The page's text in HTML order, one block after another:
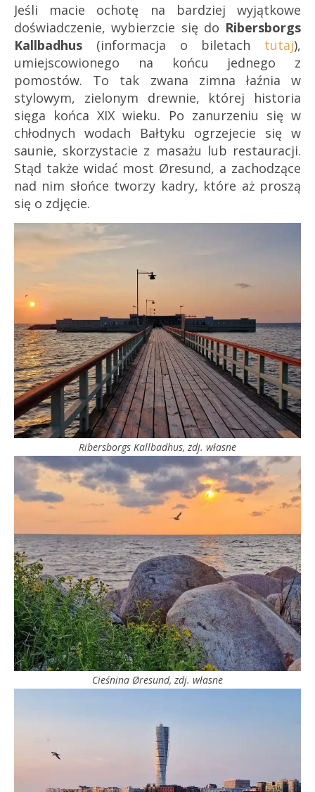
Jeśli macie ochotę na bardziej wyjątkowe
doświadczenie, wybierzcie się do Ribersborgs
Kallbadhus (informacja o biletach tutaj),
umiejscowionego na końcu jednego z
pomostów. To tak zwana zimna łaźnia w
stylowym, zielonym drewnie, której historia
sięga końca XIX wieku. Po zanurzeniu się w
chłodnych wodach Bałtyku ogrzejecie się w
saunie, skorzystacie z masażu lub restauracji.
Stąd także widać most Øresund, a zachodzące
nad nim słońce tworzy kadry, które aż proszą
się o zdjęcie.
Ribersborgs Kallbadhus, zdj. własne
Cieśnina Øresund, zdj. własne